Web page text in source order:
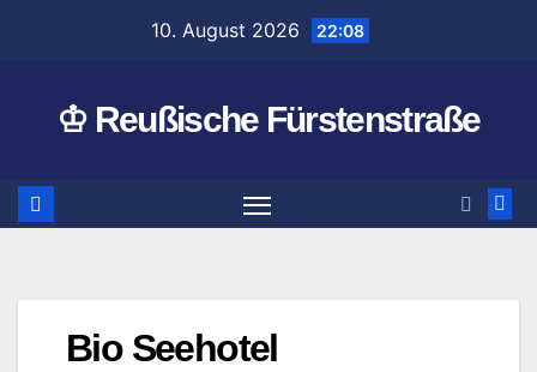
10. August 2026 22:08
♔ Reußische Fürstenstraße
Bio Seehotel